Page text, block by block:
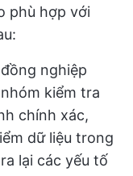
phù hợp với
nghiệp
kiểm tra
chính xác,
dữ liệu trong
lại các yếu tố